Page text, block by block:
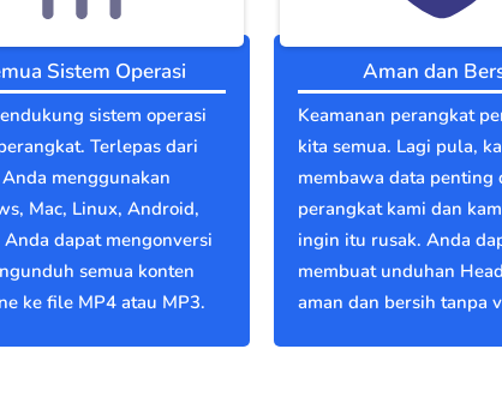
Sistem Operasi
sistem operasi
Terlepas dari
menggunakan
Mac, Linux, Android,
Anda dapat mengonversi
semua konten
ke file MP4 atau MP3.
Aman dan
Keamanan perangkat
kita semua. Lagi pula,
membawa data penting
perangkat kami dan
ingin itu rusak. Anda
membuat unduhan
aman dan bersih tanpa